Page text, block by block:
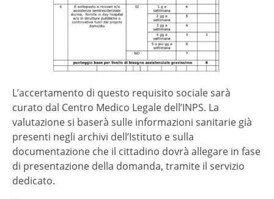
L’accertamento di questo requisito sociale sarà
curato dal Centro Medico Legale dell’INPS. La
valutazione si baserà sulle informazioni sanitarie già
presenti negli archivi dell’Istituto e sulla
documentazione che il cittadino dovrà allegare in fase
di presentazione della domanda, tramite il servizio
dedicato.